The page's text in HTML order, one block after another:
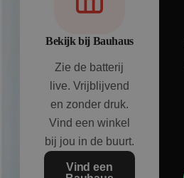
Bekijk bij Bauhaus
Zie de batterij
live. Vrijblijvend
en zonder druk.
Vind een winkel
bij jou in de buurt.
Vind een